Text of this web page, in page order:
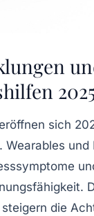
sich
und
die